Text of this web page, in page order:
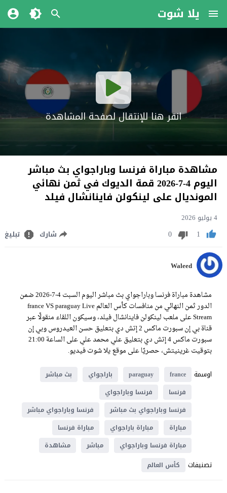
يلا شوت
انقر هنا للإنتقال لصفحة المشاهدة
مشاهدة مباراة فرنسا وباراجواي بث مباشر
اليوم 4-7-2026 قمة الديوك في ثمن نهائي
المونديال على لينكولن فاينانشال فيلد
4 يوليو 2026
1
0 شارك تبليغ
Waleed
مشاهدة مباراة فرنسا وباراجواي بث مباشر اليوم السبت 4-7-2026 ضمن
الدور ثمن النهائي من منافسات كأس العالم france VS paraguay Live
Stream على ملعب لينكولن فاينانشال فيلد، وسيكون اللقاء منقولًا عبر
قناة بي إن سبورت ماكس 2 إتش دي بتعليق حسن العيدروس وبي إن
سبورت ماكس 4 إتش دي بتعليق علي محمد علي على الساعة 21:00
بتوقيت غرينيتش، حصريًا على موقع يلا شوت فيديو.
اوسمة
france
paraguay باراجواي
بث مباشر
فرنسا
فرنسا وباراجواي
فرنسا وباراجواي بث مباشر
فرنسا وباراجواي مباشر
مباراة
مباراة باراجواي
مباراة فرنسا
مباراة فرنسا وباراجواي
مباشر مشاهدة
تصنيفات كأس العالم